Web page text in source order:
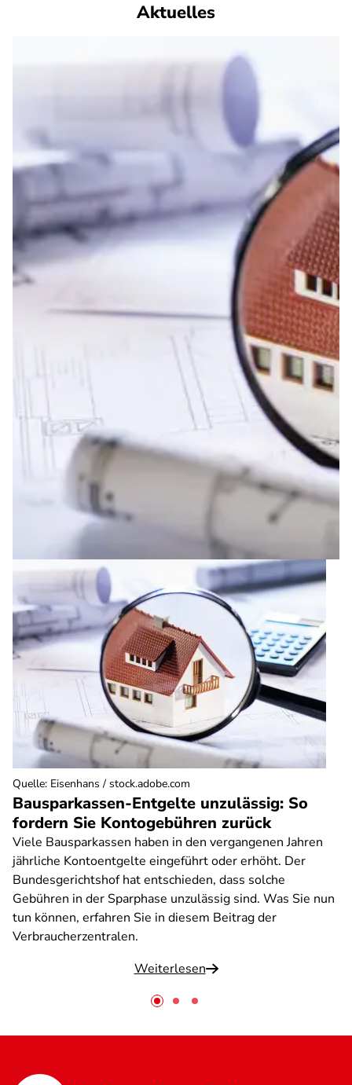
Aktuelles
Bausparkassen-Entgelte unzulässig: So
fordern Sie Kontogebühren zurück
Viele Bausparkassen haben in den vergangenen Jahren
jährliche Kontoentgelte eingeführt oder erhöht. Der
Bundesgerichtshof hat entschieden, dass solche
Gebühren in der Sparphase unzulässig sind. Was Sie nun
tun können, erfahren Sie in diesem Beitrag der
Verbraucherzentralen.
Weiterlesen
Quelle: Eisenhans / stock.adobe.com